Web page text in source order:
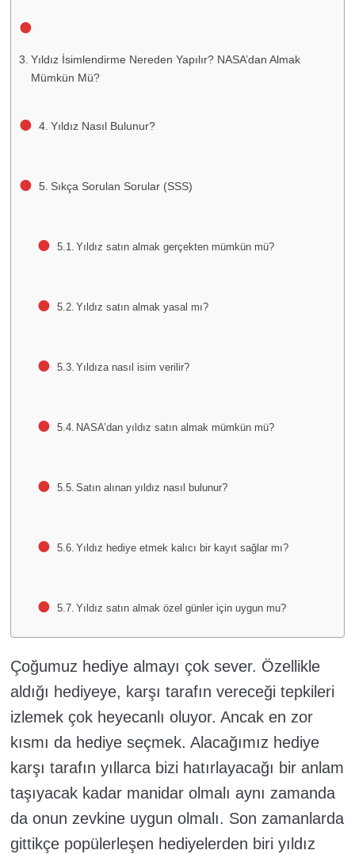
Yıldız İsimlendirme Nereden Yapılır? NASA’dan Almak
Mümkün Mü?
Yıldız Nasıl Bulunur?
Sıkça Sorulan Sorular (SSS)
Yıldız satın almak gerçekten mümkün mü?
Yıldız satın almak yasal mı?
Yıldıza nasıl isim verilir?
NASA’dan yıldız satın almak mümkün mü?
Satın alınan yıldız nasıl bulunur?
Yıldız hediye etmek kalıcı bir kayıt sağlar mı?
Yıldız satın almak özel günler için uygun mu?
Çoğumuz hediye almayı çok sever. Özellikle
aldığı hediyeye, karşı tarafın vereceği tepkileri
izlemek çok heyecanlı oluyor. Ancak en zor
kısmı da hediye seçmek. Alacağımız hediye
karşı tarafın yıllarca bizi hatırlayacağı bir anlam
taşıyacak kadar manidar olmalı aynı zamanda
da onun zevkine uygun olmalı. Son zamanlarda
gittikçe popülerleşen hediyelerden biri yıldız